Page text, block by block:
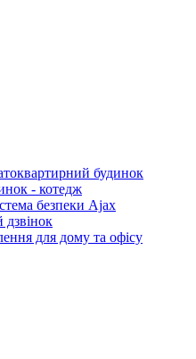
будинок
- котедж
безпеки Ajax
для дому та офісу